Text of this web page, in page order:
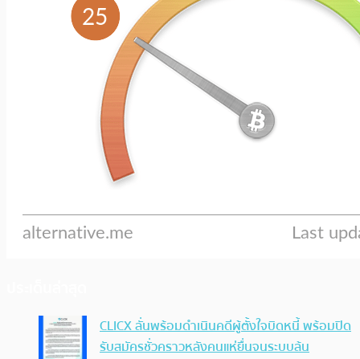
CLICX ลั่นพร้อมดำเนินคดีผู้ตั้งใจบิดหนี้ พร้อมปิด
รับสมัครชั่วคราวหลังคนแห่ยื่นจนระบบล้น